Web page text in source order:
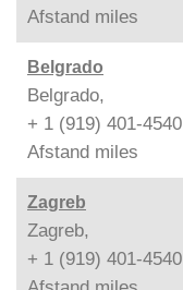
Afstand miles
Belgrado
Belgrado,
+ 1 (919) 401-4540
Afstand miles
Zagreb
Zagreb,
+ 1 (919) 401-4540